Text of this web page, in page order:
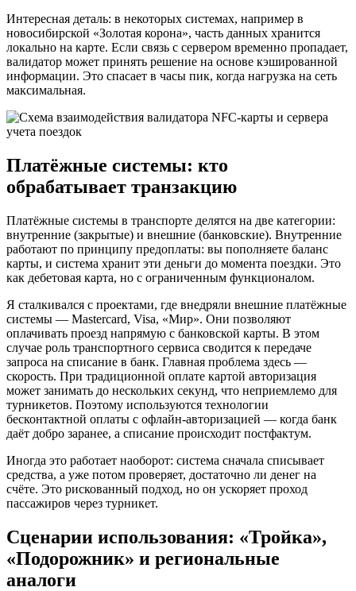
Интересная деталь: в некоторых системах, например в
новосибирской «Золотая корона», часть данных хранится
локально на карте. Если связь с сервером временно пропадает,
валидатор может принять решение на основе кэшированной
информации. Это спасает в часы пик, когда нагрузка на сеть
максимальная.
Платёжные системы: кто
обрабатывает транзакцию
Платёжные системы в транспорте делятся на две категории:
внутренние (закрытые) и внешние (банковские). Внутренние
работают по принципу предоплаты: вы пополняете баланс
карты, и система хранит эти деньги до момента поездки. Это
как дебетовая карта, но с ограниченным функционалом.
Я сталкивался с проектами, где внедряли внешние платёжные
системы — Mastercard, Visa, «Мир». Они позволяют
оплачивать проезд напрямую с банковской карты. В этом
случае роль транспортного сервиса сводится к передаче
запроса на списание в банк. Главная проблема здесь —
скорость. При традиционной оплате картой авторизация
может занимать до нескольких секунд, что неприемлемо для
турникетов. Поэтому используются технологии
бесконтактной оплаты с офлайн-авторизацией — когда банк
даёт добро заранее, а списание происходит постфактум.
Иногда это работает наоборот: система сначала списывает
средства, а уже потом проверяет, достаточно ли денег на
счёте. Это рискованный подход, но он ускоряет проход
пассажиров через турникет.
Сценарии использования: «Тройка»,
«Подорожник» и региональные
аналоги